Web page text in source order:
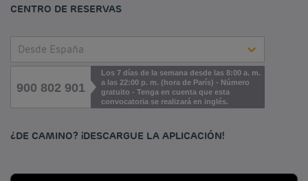
CENTRO DE RESERVAS
Desde España
900 802 901
Los 7 días de la semana desde las 8:00 a. m.
a las 22:00 p. m. (hora de París) - Número
gratuito - Tenga en cuenta que esta
convocatoria se realizará en inglés.
¿DE CAMINO? ¡DESCARGUE LA APLICACIÓN!